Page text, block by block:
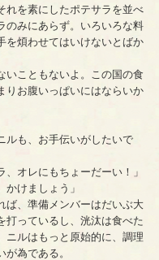
を素にしたポテサラを並べ
のみにあらず。いろいろな料
を煩わせてはいけないとばか
こともないよ。この国の食
りお腹いっぱいにはならいか
ルも、お手伝いがしたいで
オレにもちょーだーい！」
かけましょう」
、準備メンバーはだいぶ大
打っているし、洸汰は食べた
ニルはもっと原始的に、調理
為である。